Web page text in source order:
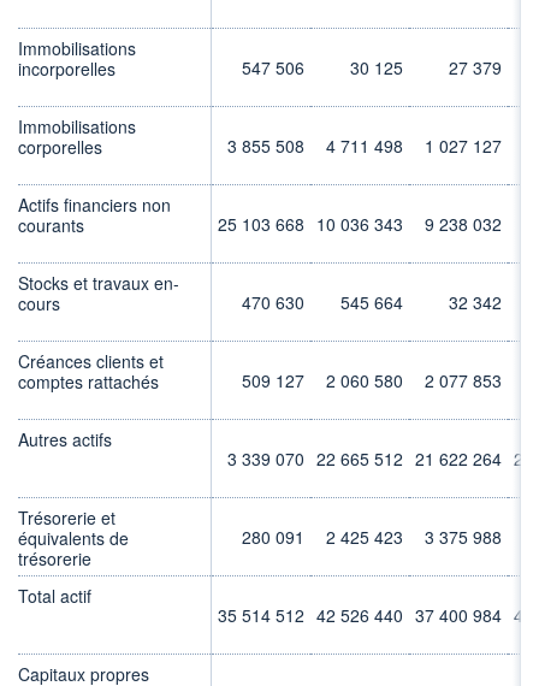
Immobilisations
incorporelles
547 506 30 125 27 379
Immobilisations
corporelles
3 855 508 4 711 498 1 027 127
Actifs financiers non
courants
25 103 668 10 036 343 9 238 032
Stocks et travaux en-
cours
470 630 545 664 32 342
Créances clients et
comptes rattachés
509 127 2 060 580 2 077 853
Autres actifs
3 339 070 22 665 512 21 622 264 27
Trésorerie et
équivalents de
trésorerie
280 091 2 425 423 3 375 988
Total actif
35 514 512 42 526 440 37 400 984 40
Capitaux propres